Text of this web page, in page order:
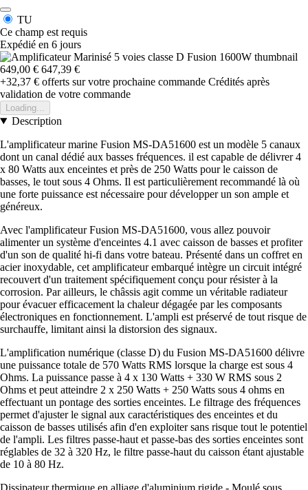
TU
Ce champ est requis
Expédié en 6 jours
649,00 € 647,39 €
+32,37 € offerts sur votre prochaine commande Crédités après
validation de votre commande
Loading...
Description
L'amplificateur marine Fusion MS-DA51600 est un modèle 5 canaux
dont un canal dédié aux basses fréquences. il est capable de délivrer 4
x 80 Watts aux enceintes et près de 250 Watts pour le caisson de
basses, le tout sous 4 Ohms. Il est particulièrement recommandé là où
une forte puissance est nécessaire pour développer un son ample et
généreux.
Avec l'amplificateur Fusion MS-DA51600, vous allez pouvoir
alimenter un système d'enceintes 4.1 avec caisson de basses et profiter
d'un son de qualité hi-fi dans votre bateau. Présenté dans un coffret en
acier inoxydable, cet amplificateur embarqué intègre un circuit intégré
recouvert d'un traitement spécifiquement conçu pour résister à la
corrosion. Par ailleurs, le châssis agit comme un véritable radiateur
pour évacuer efficacement la chaleur dégagée par les composants
électroniques en fonctionnement. L'ampli est préservé de tout risque de
surchauffe, limitant ainsi la distorsion des signaux.
L'amplification numérique (classe D) du Fusion MS-DA51600 délivre
une puissance totale de 570 Watts RMS lorsque la charge est sous 4
Ohms. La puissance passe à 4 x 130 Watts + 330 W RMS sous 2
Ohms et peut atteindre 2 x 250 Watts + 250 Watts sous 4 ohms en
effectuant un pontage des sorties enceintes. Le filtrage des fréquences
permet d'ajuster le signal aux caractéristiques des enceintes et du
caisson de basses utilisés afin d'en exploiter sans risque tout le potentiel
de l'ampli. Les filtres passe-haut et passe-bas des sorties enceintes sont
réglables de 32 à 320 Hz, le filtre passe-haut du caisson étant ajustable
de 10 à 80 Hz.
Dissipateur thermique en alliage d'aluminium rigide - Moulé sous